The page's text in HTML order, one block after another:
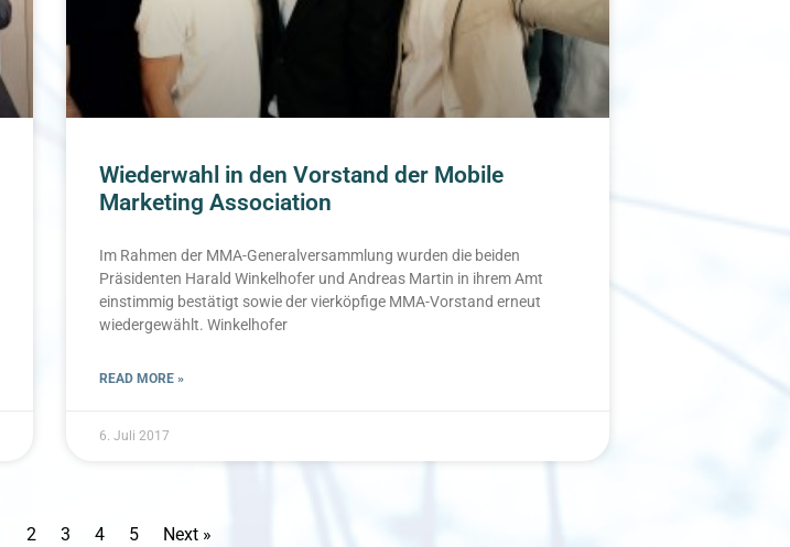
Wiederwahl in den Vorstand der Mobile
Marketing Association
Im Rahmen der MMA-Generalversammlung wurden die beiden
Präsidenten Harald Winkelhofer und Andreas Martin in ihrem Amt
einstimmig bestätigt sowie der vierköpfige MMA-Vorstand erneut
wiedergewählt. Winkelhofer
READ MORE »
6. Juli 2017
2 3 4 5 Next »